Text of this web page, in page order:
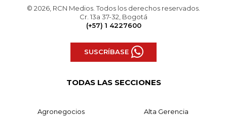
© 2026, RCN Medios. Todos los derechos reservados.
Cr. 13a 37-32, Bogotá
(+57) 1 4227600
SUSCRÍBASE
TODAS LAS SECCIONES
Agronegocios Alta Gerencia